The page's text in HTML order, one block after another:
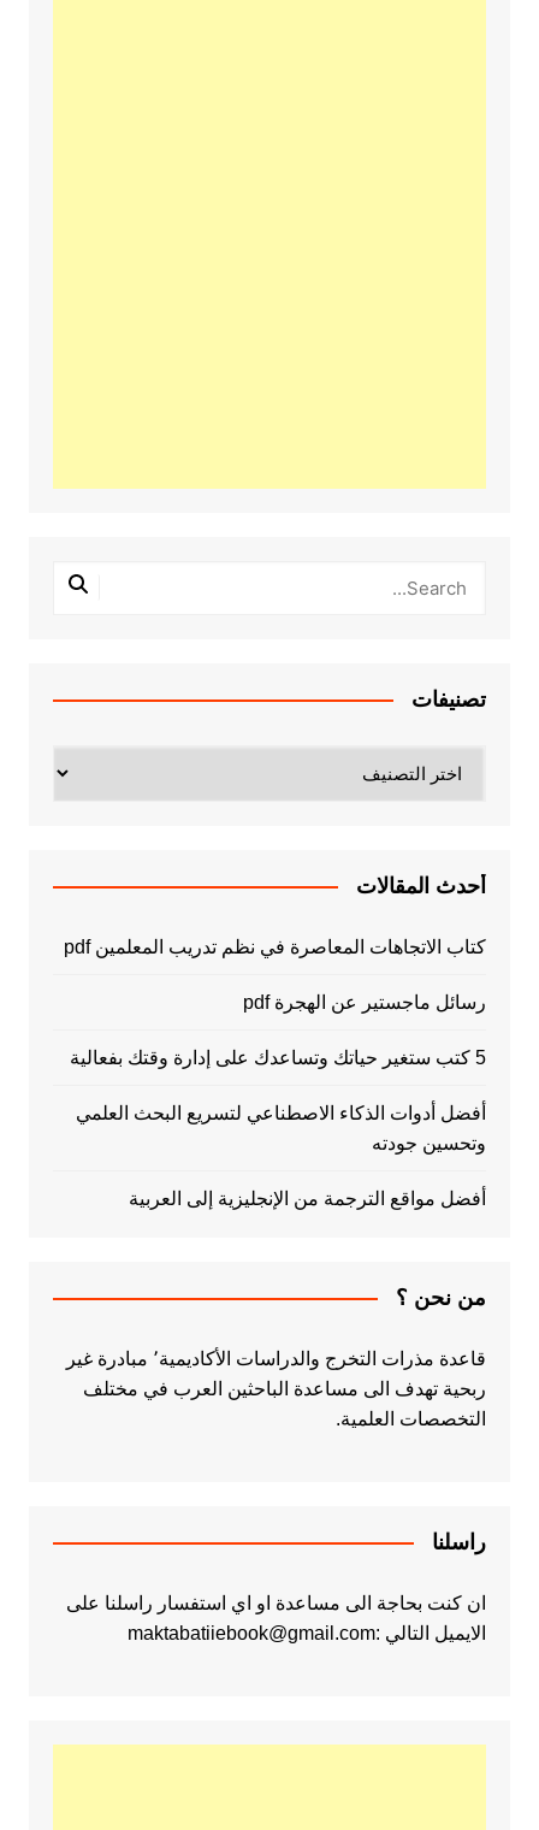
تصنيفات
أحدث المقالات
كتاب الاتجاهات المعاصرة في نظم تدريب المعلمين pdf
رسائل ماجستير عن الهجرة pdf
5 كتب ستغير حياتك وتساعدك على إدارة وقتك بفعالية
أفضل أدوات الذكاء الاصطناعي لتسريع البحث العلمي
وتحسين جودته
أفضل مواقع الترجمة من الإنجليزية إلى العربية
من نحن ؟
قاعدة مذرات التخرج والدراسات الأكاديمية٬ مبادرة غير
ربحية تهدف الى مساعدة الباحثين العرب في مختلف
التخصصات العلمية.
راسلنا
ان كنت بحاجة الى مساعدة او اي استفسار راسلنا على
الايميل التالي :maktabatiiebook@gmail.com